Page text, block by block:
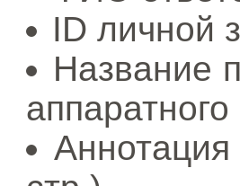
ID личной
Название